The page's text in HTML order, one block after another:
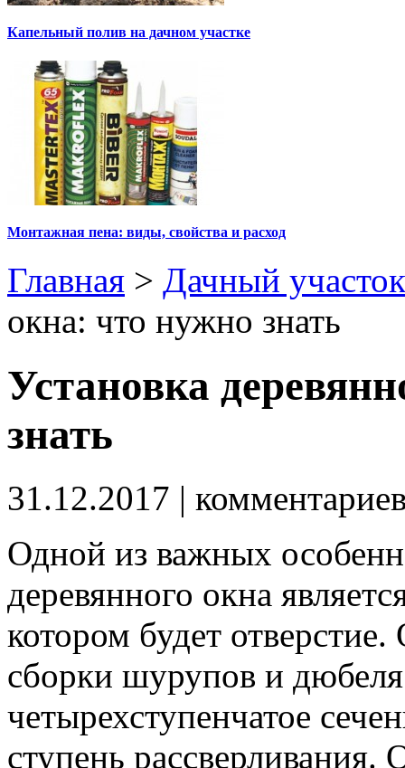
Капельный полив на дачном участке
Монтажная пена: виды, свойства и расход
Главная > Дачный участок
окна: что нужно знать
Установка
знать
31.12.2017 |
Одной из важных
деревянного окна
котором будет отверстие.
сборки шурупов и
четырехступенчатое
ступень рассверливания.